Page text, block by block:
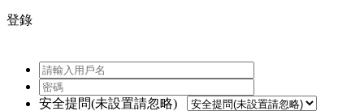
登錄
安全提問(未設置請忽略)